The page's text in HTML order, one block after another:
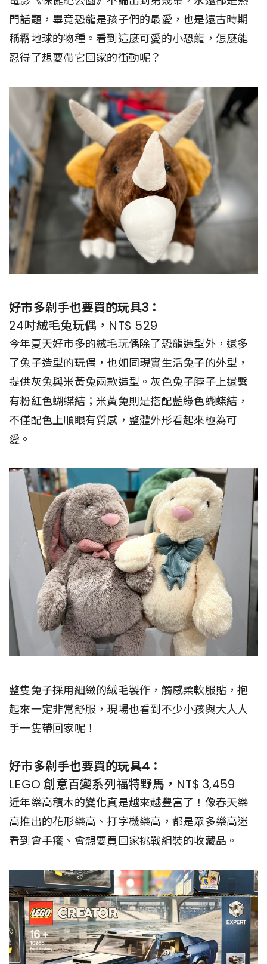
門話題，畢竟恐龍是孩子們的最愛，也是遠古時期
稱霸地球的物種。看到這麼可愛的小恐龍，怎麼能
忍得了想要帶它回家的衝動呢？
好市多剁手也要買的玩具3：
24吋絨毛兔玩偶，NT$ 529
今年夏天好市多的絨毛玩偶除了恐龍造型外，還多
了兔子造型的玩偶，也如同現實生活兔子的外型，
提供灰兔與米黃兔兩款造型。灰色兔子脖子上還繫
有粉紅色蝴蝶結；米黃兔則是搭配藍綠色蝴蝶結，
不僅配色上順眼有質感，整體外形看起來極為可
愛。
整隻兔子採用細緻的絨毛製作，觸感柔軟服貼，抱
起來一定非常舒服，現場也看到不少小孩與大人人
手一隻帶回家呢！
好市多剁手也要買的玩具4：
LEGO 創意百變系列福特野馬，NT$ 3,459
近年樂高積木的變化真是越來越豐富了！像春天樂
高推出的花形樂高、打字機樂高，都是眾多樂高迷
看到會手癢、會想要買回家挑戰組裝的收藏品。